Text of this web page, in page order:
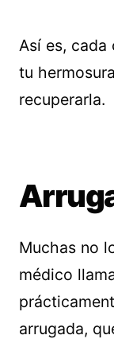
Así es, cada
tu
recuperarla.
Muchas no
médico
arrugada,